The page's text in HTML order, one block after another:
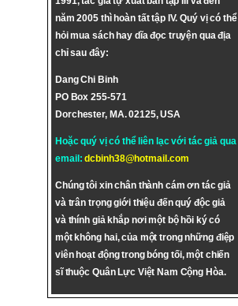
năm 2005 thì hoàn tất tập IV. Quý vị có thể
hỏi mua sách hay dĩa đọc truyện qua địa
chỉ sau đây:
Dang Chi Binh
PO Box 255-571
Dorchester, MA. 02125, USA
Hoặc quý vị có thể liên lạc với tác giả qua
email:dcbinh38@hotmail.com
Chúng tôi xin chân thành cám ơn tác giả
và trân trọng giới thiệu đến quý độc giả
và thính giả khắp nơi một bộ hồi ký có
một không hai, của một trong những điệp
viên hoạt động trong bóng tối, một chiến
sĩ thuộc Quân Lực Việt Nam Cộng Hòa.